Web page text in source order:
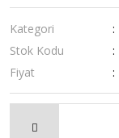
Kategori
Stok Kodu
Fiyat